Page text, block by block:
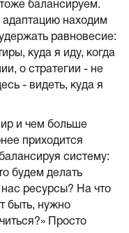
балансируем.
находим
равновесие:
куда я иду, когда
о стратегии - не
- видеть, куда я
и чем больше
приходится
систему:
будем делать
ресурсы? На что
быть, нужно
Просто